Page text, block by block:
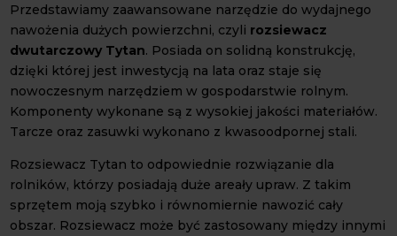
Przedstawiamy zaawansowane narzędzie do wydajnego
nawożenia dużych powierzchni, czyli rozsiewacz
dwutarczowy Tytan. Posiada on solidną konstrukcję,
dzięki której jest inwestycją na lata oraz staje się
nowoczesnym narzędziem w gospodarstwie rolnym.
Komponenty wykonane są z wysokiej jakości materiałów.
Tarcze oraz zasuwki wykonano z kwasoodpornej stali.
Rozsiewacz Tytan to odpowiednie rozwiązanie dla
rolników, którzy posiadają duże areały upraw. Z takim
sprzętem moją szybko i równomiernie nawozić cały
obszar. Rozsiewacz może być zastosowany między innymi